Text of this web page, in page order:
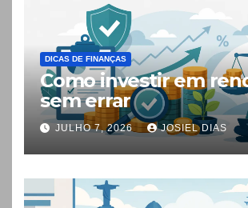
DICAS DE FINANÇAS
Como investir em
sem errar
JULHO 7, 2026 JOSIEL DIAS